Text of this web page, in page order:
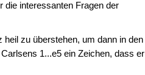
die interessanten Fragen der
zu überstehen, um dann in den
1...e5 ein Zeichen, dass er